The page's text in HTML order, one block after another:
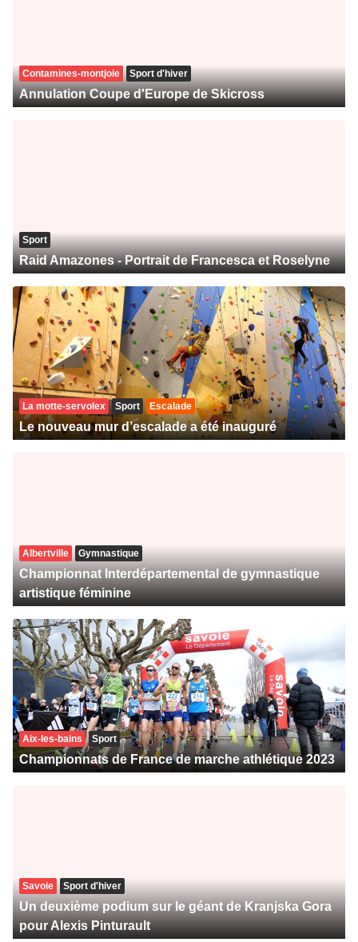
Contamines-montjoie Sport d'hiver
Annulation Coupe d'Europe de Skicross
Sport
Raid Amazones - Portrait de Francesca et Roselyne
La motte-servolex Sport Escalade
Le nouveau mur d’escalade a été inauguré
Albertville Gymnastique
Championnat Interdépartemental de gymnastique
artistique féminine
Aix-les-bains Sport
Championnats de France de marche athlétique 2023
Savoie Sport d'hiver
Un deuxième podium sur le géant de Kranjska Gora
pour Alexis Pinturault